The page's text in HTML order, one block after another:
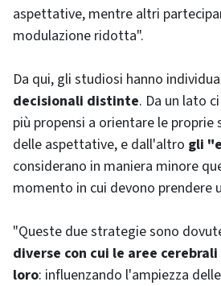
aspettative, mentre altri
modulazione ridotta".
Da qui, gli studiosi hanno
decisionali distinte. Da un lato
più propensi a orientare le proprie
delle aspettative, e dall'altro gli
considerano in maniera minore
momento in cui devono prendere
"Queste due strategie sono
diverse con cui le aree
loro: influenzando l'ampiezza